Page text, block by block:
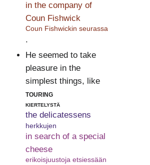
in the company of
Coun Fishwick
Coun Fishwickin seurassa
.
He seemed to take
pleasure in the
simplest things, like
touring
kiertelystä
the delicatessens
herkkujen
in search of a special
cheese
erikoisjuustoja etsiessään